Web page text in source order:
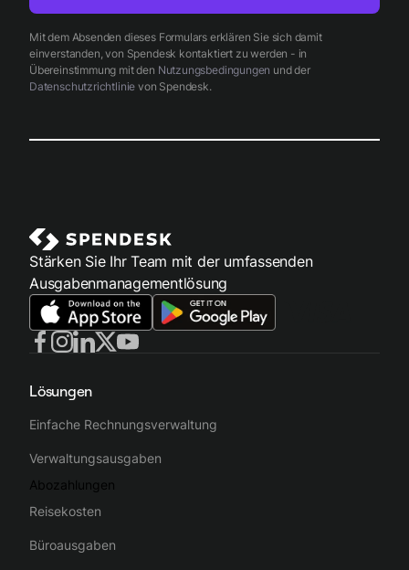
Mit dem Absenden dieses Formulars erklären Sie sich damit
einverstanden, von Spendesk kontaktiert zu werden - in
Übereinstimmung mit den Nutzungsbedingungen und der
Datenschutzrichtlinie von Spendesk.
Stärken Sie Ihr Team mit der umfassenden
Ausgabenmanagementlösung
Lösungen
Einfache Rechnungsverwaltung
Verwaltungsausgaben
Abozahlungen
Reisekosten
Büroausgaben